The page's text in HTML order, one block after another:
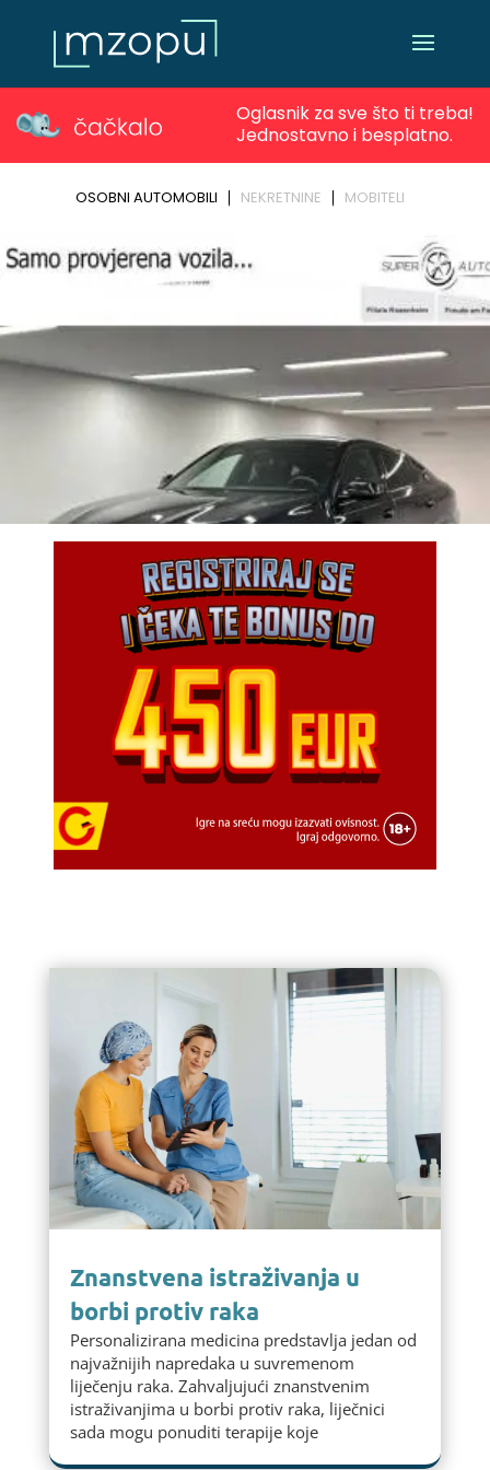
Znanstvena istraživanja u
borbi protiv raka
Personalizirana medicina predstavlja jedan od
najvažnijih napredaka u suvremenom
liječenju raka. Zahvaljujući znanstvenim
istraživanjima u borbi protiv raka, liječnici
sada mogu ponuditi terapije koje